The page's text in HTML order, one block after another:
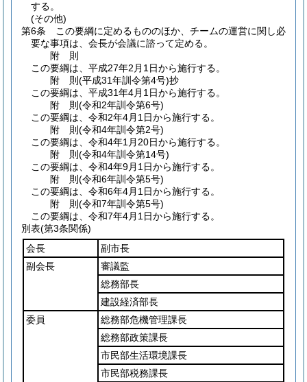
する。
(その他)
第6条
この要綱に定めるもののほか、チームの運営に関し必
要な事項は、会長が会議に諮って定める。
附 則
この要綱は、平成27年2月1日から施行する。
附 則(平成31年訓令第4号)抄
この要綱は、平成31年4月1日から施行する。
附 則(令和2年訓令第6号)
この要綱は、令和2年4月1日から施行する。
附 則(令和4年訓令第2号)
この要綱は、令和4年1月20日から施行する。
附 則(令和4年訓令第14号)
この要綱は、令和4年9月1日から施行する。
附 則(令和6年訓令第5号)
この要綱は、令和6年4月1日から施行する。
附 則(令和7年訓令第5号)
この要綱は、令和7年4月1日から施行する。
別表(第3条関係)
会長
副市長
副会長
審議監
総務部長
建設経済部長
委員
総務部危機管理課長
総務部政策課長
市民部生活環境課長
市民部税務課長